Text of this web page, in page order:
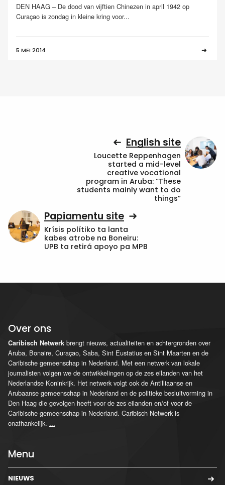
DEN HAAG – De dood van vijftien Chinezen in april 1942 op
Curaçao is zondag in kleine kring voor...
5 MEI 2014
English site
Loucette Reppenhagen
started a mid-level
creative vocational
program in Aruba: “These
students mainly want to do
things”
Papiamentu site
Krísis polítiko ta lanta
kabes atrobe na Boneiru:
UPB ta retirá apoyo pa MPB
Over ons
Caribisch Netwerk brengt nieuws, actualiteiten en achtergronden over
Aruba, Bonaire, Curaçao, Saba, Sint Eustatius en Sint Maarten en de
Caribische gemeenschap in Nederland. Met een netwerk van lokale
journalisten volgen we de ontwikkelingen op de zes eilanden van het
Nederlandse Koninkrijk. Het netwerk volgt ook de Antilliaanse en
Arubaanse gemeenschap in Nederland en de politieke besluitvorming in
Den Haag die gevolgen heeft voor de zes eilanden en/of voor de
Caribische gemeenschap in Nederland. Caribisch Netwerk is
onafhankelijk. ...
Menu
NIEUWS